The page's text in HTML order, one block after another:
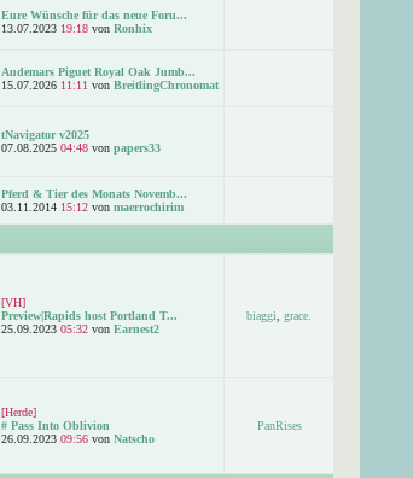
Eure Wünsche für das neue Foru...
13.07.2023 19:18 von Ronhix
Audemars Piguet Royal Oak Jumb...
15.07.2026 11:11 von BreitlingChronomat
tNavigator v2025
07.08.2025 04:48 von papers33
Pferd & Tier des Monats Novemb...
03.11.2014 15:12 von maerrochirim
[VH]
Preview|Rapids host Portland T...
25.09.2023 05:32 von Earnest2
biaggi grace.
[Herde]
# Pass Into Oblivion
26.09.2023 09:56 von Natscho
PanRises